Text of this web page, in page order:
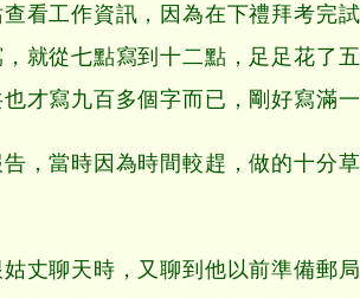
工作資訊，因為在下禮拜考完
就從七點寫到十二點，足足花了
才寫九百多個字而已，剛好寫滿一
當時因為時間較趕，做的十分草
聊天時，又聊到他以前準備郵